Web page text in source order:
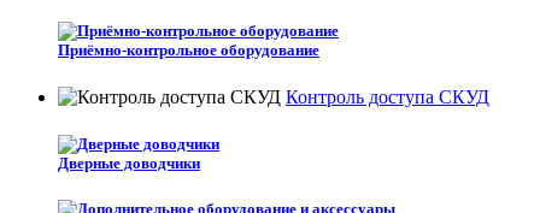
Приёмно-контрольное оборудование
Контроль доступа СКУД
Дверные доводчики